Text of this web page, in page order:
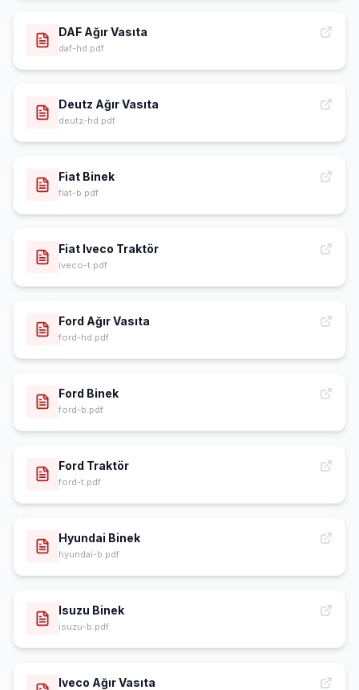
DAF Ağır Vasıta
daf-hd.pdf
Deutz Ağır Vasıta
deutz-hd.pdf
Fiat Binek
fiat-b.pdf
Fiat Iveco Traktör
iveco-t.pdf
Ford Ağır Vasıta
ford-hd.pdf
Ford Binek
ford-b.pdf
Ford Traktör
ford-t.pdf
Hyundai Binek
hyundai-b.pdf
Isuzu Binek
isuzu-b.pdf
Iveco Ağır Vasıta